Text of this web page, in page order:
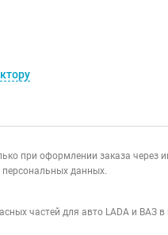
при оформлении заказа через
персональных данных.
частей для авто LADA и